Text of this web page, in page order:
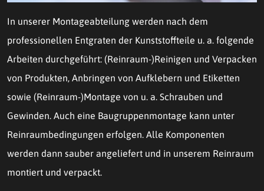
In unserer Montageabteilung werden nach dem
professionellen Entgraten der Kunststoffteile u. a. folgende
Arbeiten durchgeführt: (Reinraum-)Reinigen und Verpacken
von Produkten, Anbringen von Aufklebern und Etiketten
sowie (Reinraum-)Montage von u. a. Schrauben und
Gewinden. Auch eine Baugruppenmontage kann unter
Reinraumbedingungen erfolgen. Alle Komponenten
werden dann sauber angeliefert und in unserem Reinraum
montiert und verpackt.